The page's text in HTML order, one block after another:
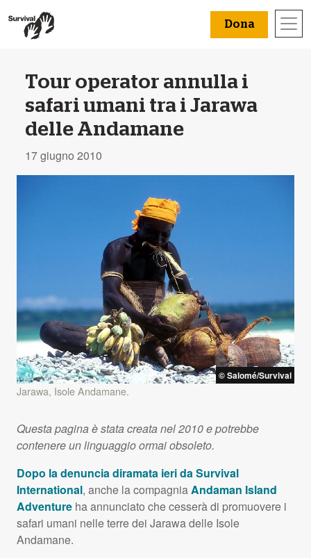
Dona
Tour operator annulla i
safari umani tra i Jarawa
delle Andamane
17 giugno 2010
© Salomé/Survival
Jarawa, Isole Andamane.
Questa pagina è stata creata nel 2010 e potrebbe
contenere un linguaggio ormai obsoleto.
Dopo la denuncia diramata ieri da Survival
International, anche la compagnia Andaman Island
Adventure ha annunciato che cesserà di promuovere i
safari umani nelle terre dei Jarawa delle Isole
Andamane.